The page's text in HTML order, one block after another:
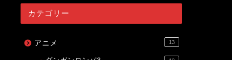
カテゴリー
アニメ 13